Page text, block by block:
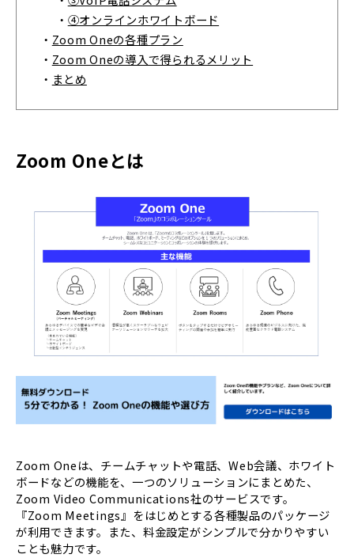
・ ④オンラインホワイトボード
・ Zoom Oneの各種プラン
・ Zoom Oneの導入で得られるメリット
・ まとめ
Zoom Oneとは
Zoom Oneは、チームチャットや電話、Web会議、ホワイト
ボードなどの機能を、一つのソリューションにまとめた、
Zoom Video Communications社のサービスです。
『Zoom Meetings』をはじめとする各種製品のパッケージ
が利用できます。また、料金設定がシンプルで分かりやすい
ことも魅力です。